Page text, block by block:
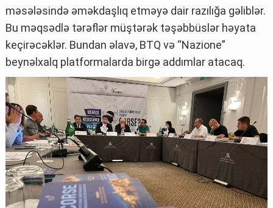
məsələsində əməkdaşlıq etməyə dair razılığa gəliblər.
Bu məqsədlə tərəflər müştərək təşəbbüslər həyata
keçirəcəklər. Bundan əlavə, BTQ və “Nazione”
beynəlxalq platformalarda birgə addımlar atacaq.